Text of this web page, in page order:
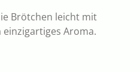
Brötchen leicht mit
einzigartiges Aroma.